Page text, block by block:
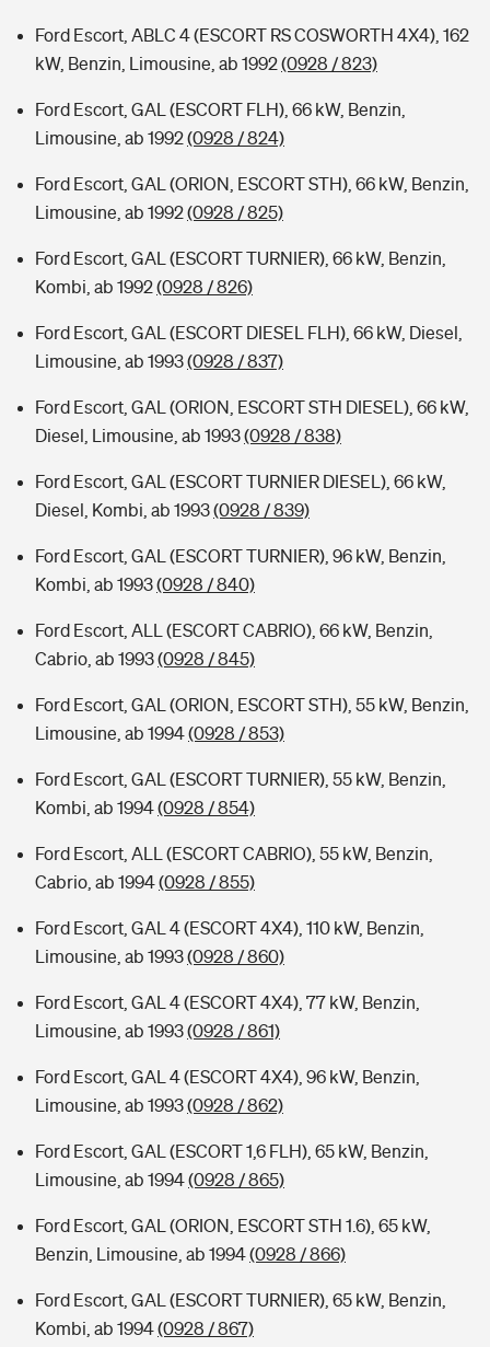
Ford Escort, ABLC 4 (ESCORT RS COSWORTH 4X4), 162
kW, Benzin, Limousine, ab 1992(0928 / 823)
Ford Escort, GAL (ESCORT FLH), 66 kW, Benzin,
Limousine, ab 1992(0928 / 824)
Ford Escort, GAL (ORION, ESCORT STH), 66 kW, Benzin,
Limousine, ab 1992(0928 / 825)
Ford Escort, GAL (ESCORT TURNIER), 66 kW, Benzin,
Kombi, ab 1992(0928 / 826)
Ford Escort, GAL (ESCORT DIESEL FLH), 66 kW, Diesel,
Limousine, ab 1993(0928 / 837)
Ford Escort, GAL (ORION, ESCORT STH DIESEL), 66 kW,
Diesel, Limousine, ab 1993(0928 / 838)
Ford Escort, GAL (ESCORT TURNIER DIESEL), 66 kW,
Diesel, Kombi, ab 1993(0928 / 839)
Ford Escort, GAL (ESCORT TURNIER), 96 kW, Benzin,
Kombi, ab 1993(0928 / 840)
Ford Escort, ALL (ESCORT CABRIO), 66 kW, Benzin,
Cabrio, ab 1993(0928 / 845)
Ford Escort, GAL (ORION, ESCORT STH), 55 kW, Benzin,
Limousine, ab 1994(0928 / 853)
Ford Escort, GAL (ESCORT TURNIER), 55 kW, Benzin,
Kombi, ab 1994(0928 / 854)
Ford Escort, ALL (ESCORT CABRIO), 55 kW, Benzin,
Cabrio, ab 1994(0928 / 855)
Ford Escort, GAL 4 (ESCORT 4X4), 110 kW, Benzin,
Limousine, ab 1993(0928 / 860)
Ford Escort, GAL 4 (ESCORT 4X4), 77 kW, Benzin,
Limousine, ab 1993(0928 / 861)
Ford Escort, GAL 4 (ESCORT 4X4), 96 kW, Benzin,
Limousine, ab 1993(0928 / 862)
Ford Escort, GAL (ESCORT 1,6 FLH), 65 kW, Benzin,
Limousine, ab 1994(0928 / 865)
Ford Escort, GAL (ORION, ESCORT STH 1.6), 65 kW,
Benzin, Limousine, ab 1994(0928 / 866)
Ford Escort, GAL (ESCORT TURNIER), 65 kW, Benzin,
Kombi, ab 1994(0928 / 867)